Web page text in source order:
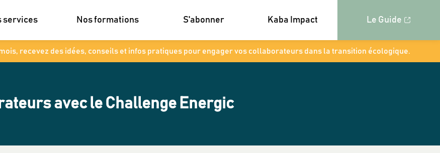
services Nos formations S'abonner Kaba Impact Le Guide
recevez des idées, conseils et infos pratiques pour engager vos collaborateurs dans la transition écologique.
avec le Challenge Energic